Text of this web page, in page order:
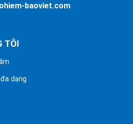
baoviet.com
TÔI
dạng